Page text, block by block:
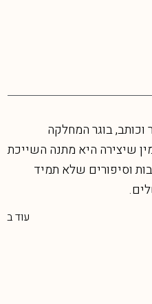
בוגר המחלקה
שיצירה היא מתנה השייכת
וסיפורים שלא תמיד
עוד ב